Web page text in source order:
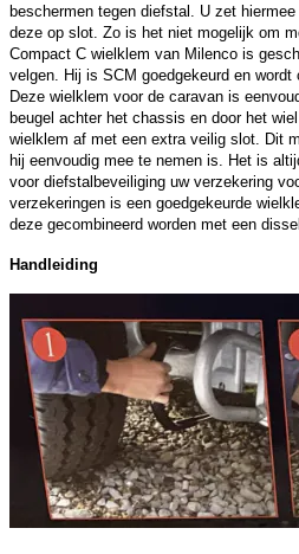
beschermen tegen diefstal. U zet
deze op slot. Zo is het niet mogelijk om
Compact C wielklem van Milenco is
velgen. Hij is SCM goedgekeurd en wordt
Deze wielklem voor de caravan is
beugel achter het chassis en door het
wielklem af met een extra veilig slot. Dit
hij eenvoudig mee te nemen is. Het is
voor diefstalbeveiliging uw verzekering
verzekeringen is een goedgekeurde
deze gecombineerd worden met een
Handleiding